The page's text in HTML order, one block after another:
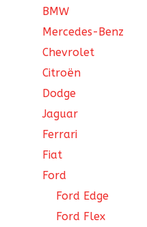
BMW
Mercedes-Benz
Chevrolet
Citroën
Dodge
Jaguar
Ferrari
Fiat
Ford
Ford Edge
Ford Flex